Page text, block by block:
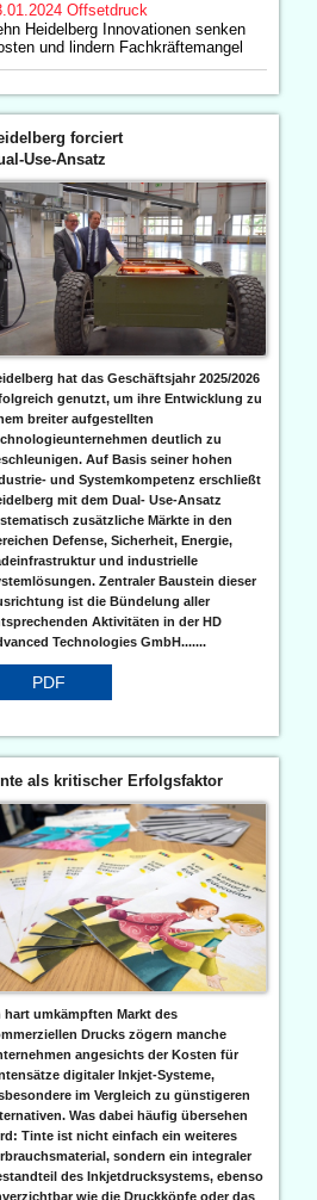
Offsetdruck
Heidelberg Innovationen senken
und lindern Fachkräftemangel
forciert
Use-Ansatz
hat das Geschäftsjahr 2025/2026
genutzt, um ihre Entwicklung zu
breiter aufgestellten
deutlich zu
Auf Basis seiner hohen
und Systemkompetenz erschließt
mit dem Dual- Use-Ansatz
zusätzliche Märkte in den
Defense, Sicherheit, Energie,
und industrielle
Zentraler Baustein dieser
ist die Bündelung aller
Aktivitäten in der HD
Technologies GmbH.......
PDF
als kritischer Erfolgsfaktor
hart umkämpften Markt des
Drucks zögern manche
angesichts der Kosten für
digitaler Inkjet-Systeme,
im Vergleich zu günstigeren
Was dabei häufig übersehen
Tinte ist nicht einfach ein weiteres
sondern ein integraler
des Inkjetdrucksystems, ebenso
wie die Druckköpfe oder das